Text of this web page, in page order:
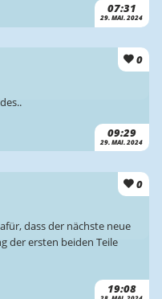
07:31
29. MAI. 2024
0
09:29
29. MAI. 2024
0
19:08
dass der nächste neue
der ersten beiden Teile